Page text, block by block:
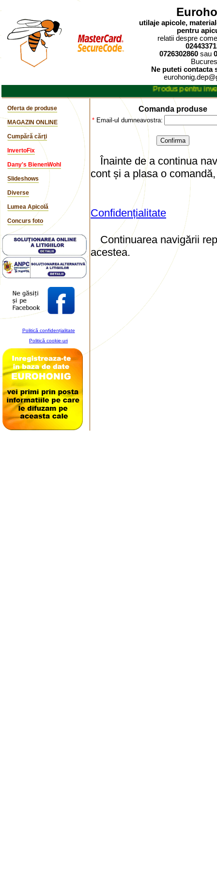
utilaje apicole,
pentru
relatii despre
0726302860 sau
Ne puteti contacta
Produs pentru
Oferta de produse
MAGAZIN ONLINE
Cumpără cărţi
InvertoFix
Dany's BienenWohl
Slideshows
Diverse
Lumea Apicolă
Concurs foto
Politică confidențialitate
Politică cookie-uri
Comanda produse
* Email-ul dumneavostra:
Înainte de a continua
cont și a plasa o
Confidențialitate
Continuarea navigării
acestea.